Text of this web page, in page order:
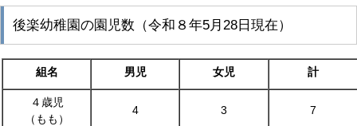
後楽幼稚園の園児数（令和８年5月28日現在）
組名 男児 女児 計
４歳児
（もも）
4 3 7